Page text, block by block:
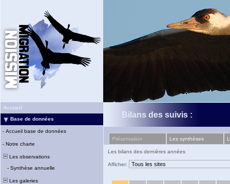
Accueil
Base de données
- Accueil base de données
- Notre charte
Les observations
- Synthèse annuelle
Les galeries
Bilans des suivis :
Présentation Les synthèses
Les bilans des dernières années
Afficher: